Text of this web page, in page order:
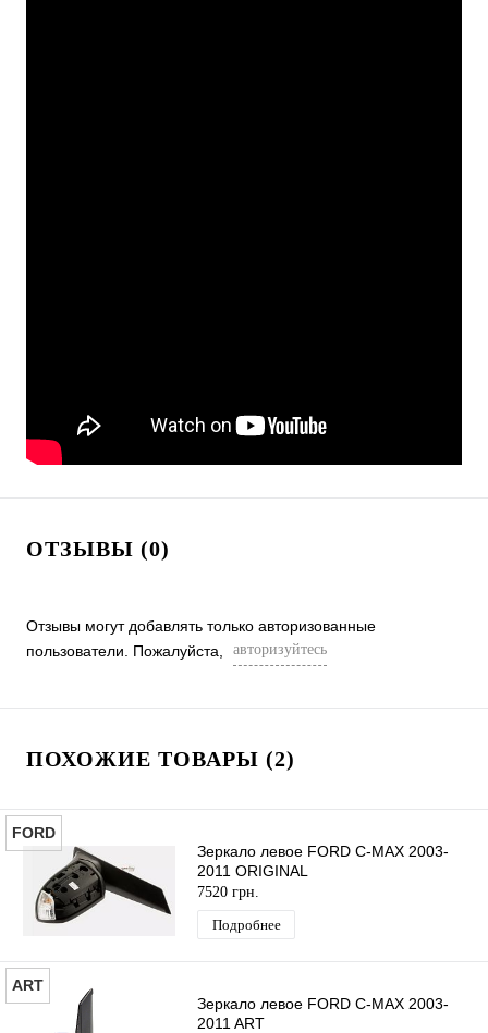
ОТЗЫВЫ (0)
Отзывы могут добавлять только авторизованные
пользователи. Пожалуйста,
авторизуйтесь
ПОХОЖИЕ ТОВАРЫ (2)
FORD
Зеркало левое FORD C-MAX 2003-
2011 ORIGINAL
7520 грн.
Подробнее
ART
Зеркало левое FORD C-MAX 2003-
2011 ART